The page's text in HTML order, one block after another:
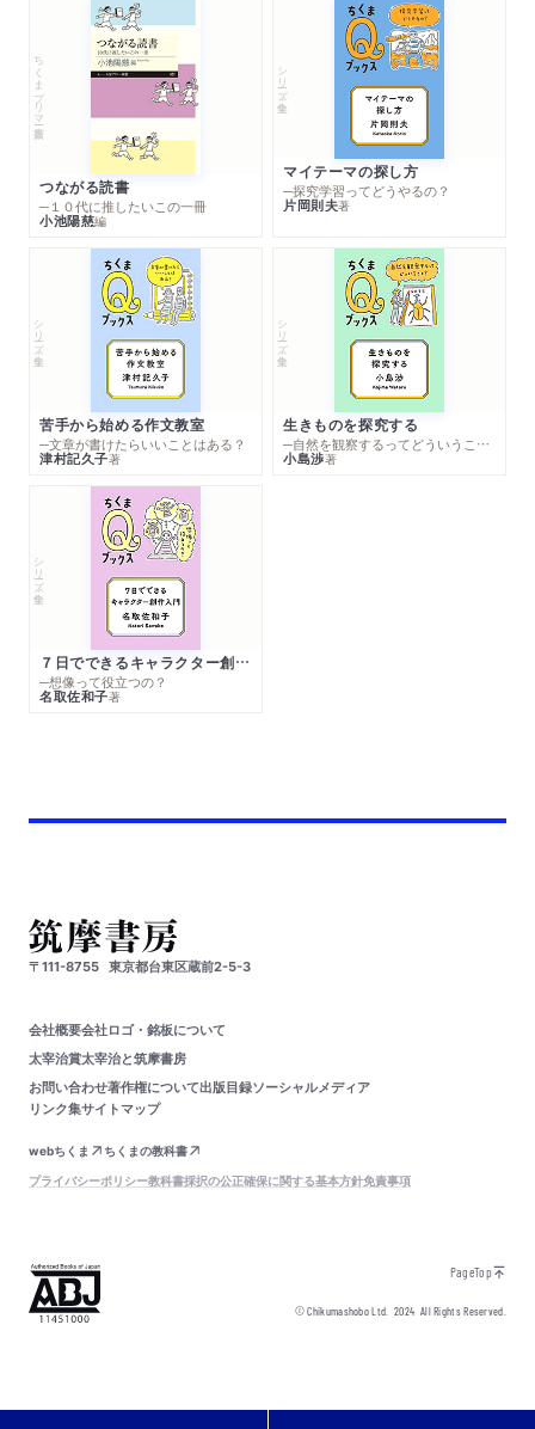
ちくまプリマー新書
つながる読書
─１０代に推したいこの一冊
小池陽慈編
シリーズ・全集
マイテーマの探し方
─探究学習ってどうやるの？
片岡則夫著
シリーズ・全集
苦手から始める作文教室
─文章が書けたらいいことはある？
津村記久子著
シリーズ・全集
生きものを探究する
─自然を観察するってどういうこと？
小島渉著
シリーズ・全集
７日でできるキャラクター創作入門
─想像って役立つの？
名取佐和子著
〒111-8755 東京都台東区蔵前2-5-3
会社概要会社ロゴ・銘板について
太宰治賞太宰治と筑摩書房
お問い合わせ著作権について出版目録ソーシャルメディア
リンク集サイトマップ
webちくま
ちくまの教科書
プライバシーポリシー教科書採択の公正確保に関する基本方針免責事項
PageTop
© Chikumashobo Ltd.2024 All Rights Reserved.